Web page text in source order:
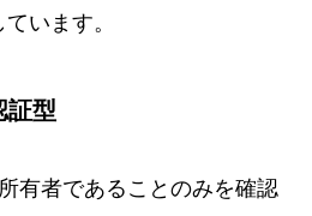
います。
証型
有者であることのみを確認